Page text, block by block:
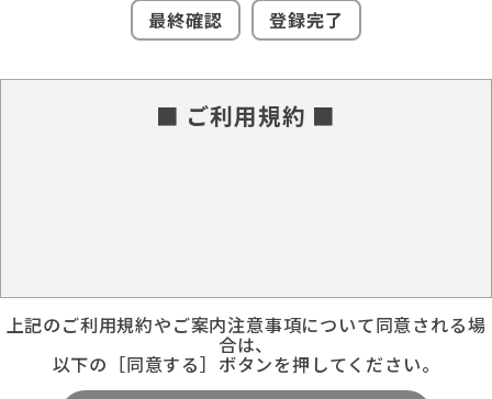
最終確認
登録完了
■ ご利用規約 ■
上記のご利用規約やご案内注意事項について同意される場
合は、
以下の［同意する］ボタンを押してください。